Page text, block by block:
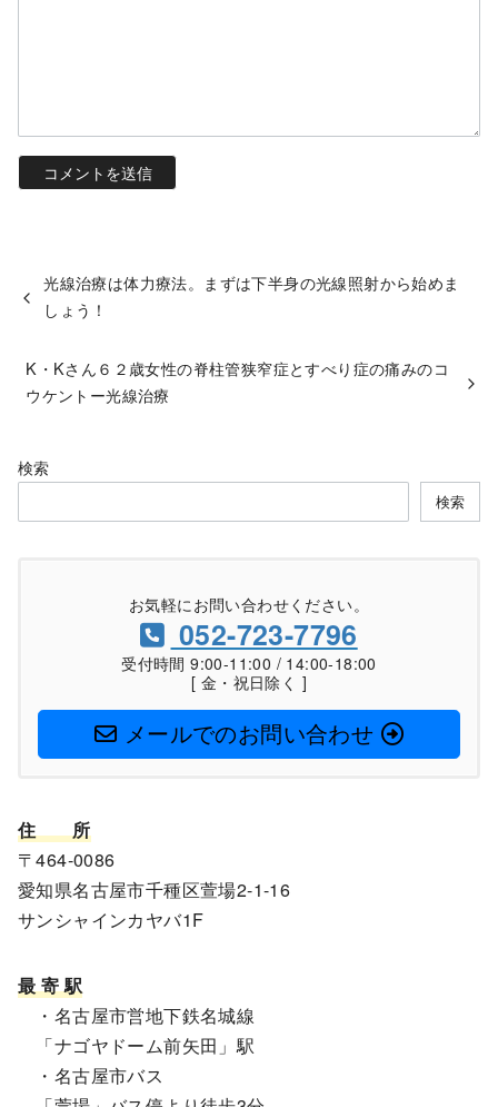
光線治療は体力療法。まずは下半身の光線照射から始めま
しょう！
K・Kさん６２歳女性の脊柱管狭窄症とすべり症の痛みのコ
ウケントー光線治療
検索
検索
お気軽にお問い合わせください。
052-723-7796
受付時間 9:00-11:00 / 14:00-18:00
[ 金・祝日除く ]
メールでのお問い合わせ
住
所
〒464-0086
愛知県名古屋市千種区萱場2-1-16
サンシャインカヤバ1F
最 寄 駅
・名古屋市営地下鉄名城線
「ナゴヤドーム前矢田」駅
・名古屋市バス